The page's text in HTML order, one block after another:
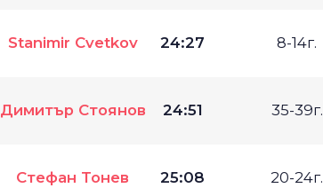
Stanimir Cvetkov 24:27 8-14г.
Димитър Стоянов 24:51 35-39г.
Стефан Тонев 25:08 20-24г.